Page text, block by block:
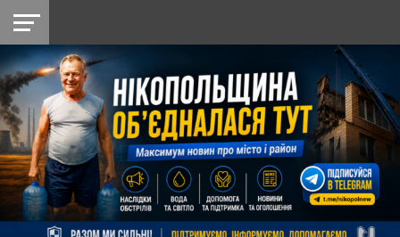
НІКОПОЛЬ
РАЙОН
СІЧЕСЛАВСЬКА
УКРАЇНА
РЕТРО
НІКОПОЛЬ
ЛАЙТ
УКРАЇНА
ДОПОМОГА
РАДІО